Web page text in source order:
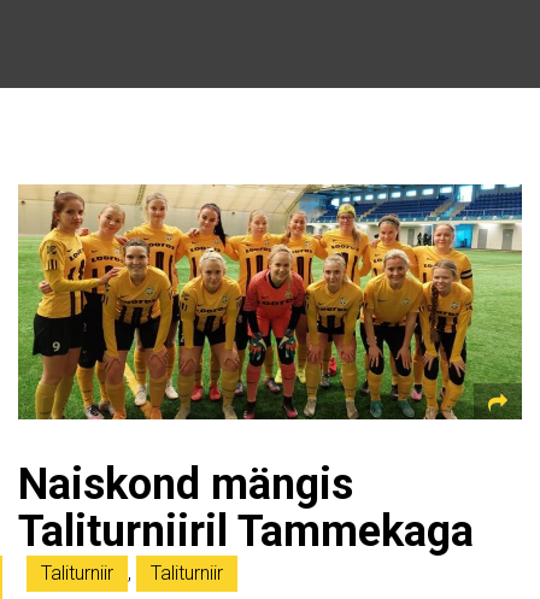
Naiskond mängis
Taliturniiril Tammekaga
Taliturniir ,
Taliturniir